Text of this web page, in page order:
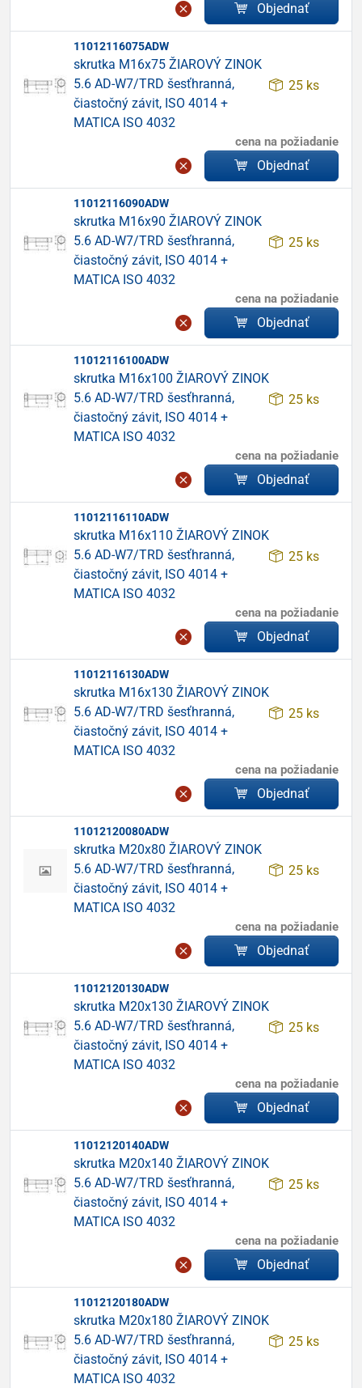
Objednať
11012116075ADW
skrutka M16x75 ŽIAROVÝ ZINOK
5.6 AD-W7/TRD šesťhranná,
čiastočný závit, ISO 4014 +
MATICA ISO 4032
25 ks
cena na požiadanie
Objednať
11012116090ADW
skrutka M16x90 ŽIAROVÝ ZINOK
5.6 AD-W7/TRD šesťhranná,
čiastočný závit, ISO 4014 +
MATICA ISO 4032
25 ks
cena na požiadanie
Objednať
11012116100ADW
skrutka M16x100 ŽIAROVÝ ZINOK
5.6 AD-W7/TRD šesťhranná,
čiastočný závit, ISO 4014 +
MATICA ISO 4032
25 ks
cena na požiadanie
Objednať
11012116110ADW
skrutka M16x110 ŽIAROVÝ ZINOK
5.6 AD-W7/TRD šesťhranná,
čiastočný závit, ISO 4014 +
MATICA ISO 4032
25 ks
cena na požiadanie
Objednať
11012116130ADW
skrutka M16x130 ŽIAROVÝ ZINOK
5.6 AD-W7/TRD šesťhranná,
čiastočný závit, ISO 4014 +
MATICA ISO 4032
25 ks
cena na požiadanie
Objednať
11012120080ADW
skrutka M20x80 ŽIAROVÝ ZINOK
5.6 AD-W7/TRD šesťhranná,
čiastočný závit, ISO 4014 +
MATICA ISO 4032
25 ks
cena na požiadanie
Objednať
11012120130ADW
skrutka M20x130 ŽIAROVÝ ZINOK
5.6 AD-W7/TRD šesťhranná,
čiastočný závit, ISO 4014 +
MATICA ISO 4032
25 ks
cena na požiadanie
Objednať
11012120140ADW
skrutka M20x140 ŽIAROVÝ ZINOK
5.6 AD-W7/TRD šesťhranná,
čiastočný závit, ISO 4014 +
MATICA ISO 4032
25 ks
cena na požiadanie
Objednať
11012120180ADW
skrutka M20x180 ŽIAROVÝ ZINOK
5.6 AD-W7/TRD šesťhranná,
čiastočný závit, ISO 4014 +
MATICA ISO 4032
25 ks